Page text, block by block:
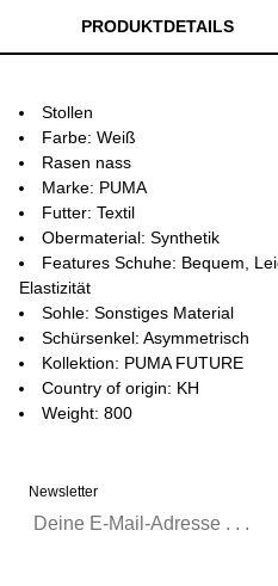
PRODUKTDETAILS
Stollen
Farbe: Weiß
Rasen nass
Marke: PUMA
Futter: Textil
Obermaterial: Synthetik
Features Schuhe: Bequem,
Elastizität
Sohle: Sonstiges Material
Schürsenkel: Asymmetrisch
Kollektion: PUMA FUTURE
Country of origin: KH
Weight: 800
Newsletter